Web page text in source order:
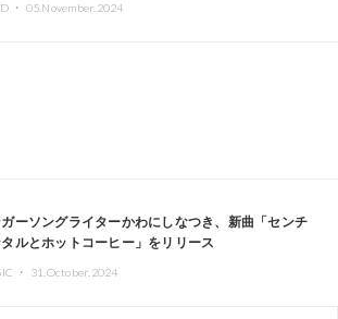
・ 05.November.2024
ーソングライターかわにしなつき、新曲「センチ
ルとホットコーヒー」をリリース
・ 31.October.2024